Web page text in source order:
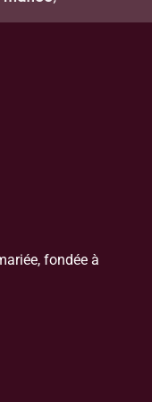
fondée à